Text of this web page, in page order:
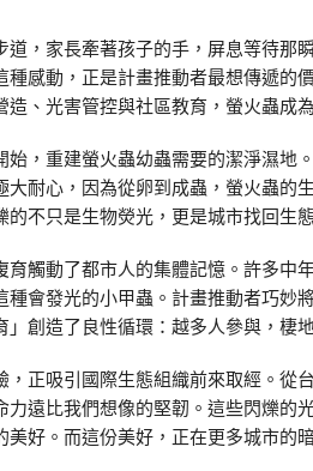
道，家長牽著孩子的手，屏息等待那
種感動，正是計畫推動者最想傳遞
造、光害管控與社區教育，螢火蟲成
始，重建螢火蟲幼蟲需要的潔淨濕地
大耐心，因為從卵到成蟲，螢火蟲的
的不只是生物熒光，更是城市找回生
育觸動了都市人的集體記憶。許多中
種會發光的小甲蟲。計畫推動者巧妙
」創造了良性循環：越多人參與，棲
，正吸引國際生態組織前來取經。從
力遠比我們想像的堅韌。這些閃爍的
美好。而這份美好，正在更多城市的